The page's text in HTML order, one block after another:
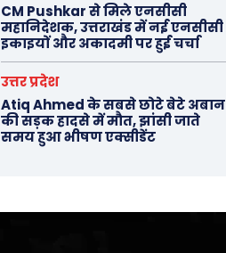
CM Pushkar से मिले एनसीसी
महानिदेशक, उत्तराखंड में नई एनसीसी
इकाइयों और अकादमी पर हुई चर्चा
उत्तर प्रदेश
Atiq Ahmed के सबसे छोटे बेटे अबान
की सड़क हादसे में मौत, झांसी जाते
समय हुआ भीषण एक्सीडेंट